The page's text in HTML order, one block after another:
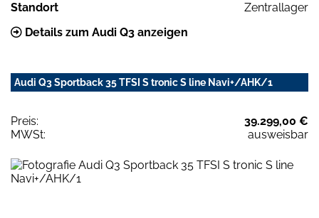
Standort
Zentrallager
Details zum Audi Q3 anzeigen
Audi Q3 Sportback 35 TFSI S tronic S line Navi+/AHK/1
Preis:
39.299,00 €
MWSt:
ausweisbar